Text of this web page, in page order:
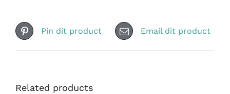
Pin dit product Email dit product
Related products